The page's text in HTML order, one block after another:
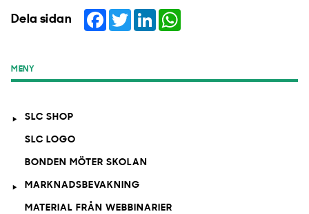
Dela sidan Facebook
TwitterLinkedIn
MENY
SLC SHOP
SLC LOGO
BONDEN MÖTER SKOLAN
MARKNADSBEVAKNING
MATERIAL FRÅN WEBBINARIER